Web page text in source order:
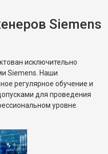
Siemens
исключительно
Siemens. Наши
регулярное обучение и
для проведения
уровне.